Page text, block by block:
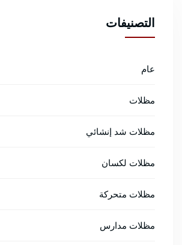
التصنيفات
عام
مظلات
مظلات شد إنشائي
مظلات لكسان
مظلات متحركة
مظلات مدارس